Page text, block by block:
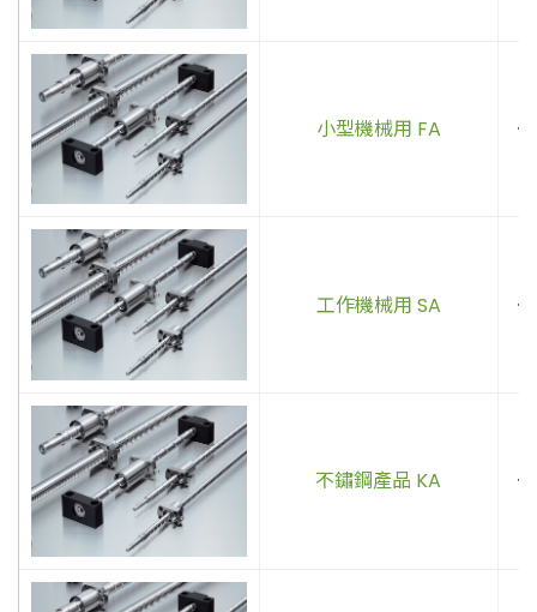
小型機械用 FA
工作機械用 SA
不鏽鋼產品 KA